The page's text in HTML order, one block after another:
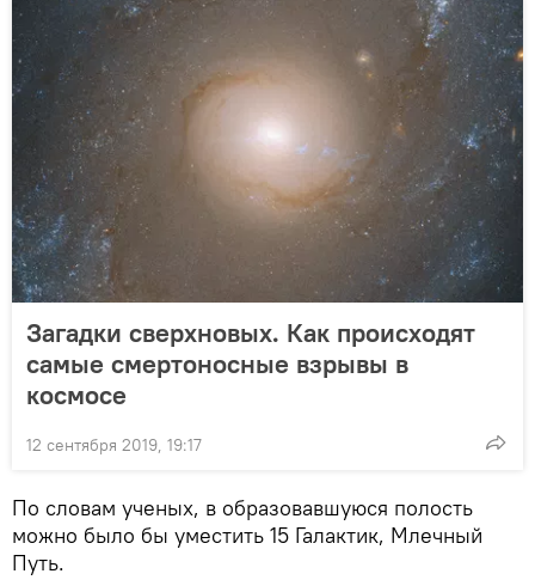
Загадки сверхновых. Как происходят
самые смертоносные взрывы в
космосе
12 сентября 2019, 19:17
По словам ученых, в образовавшуюся полость
можно было бы уместить 15 Галактик, Млечный
Путь.